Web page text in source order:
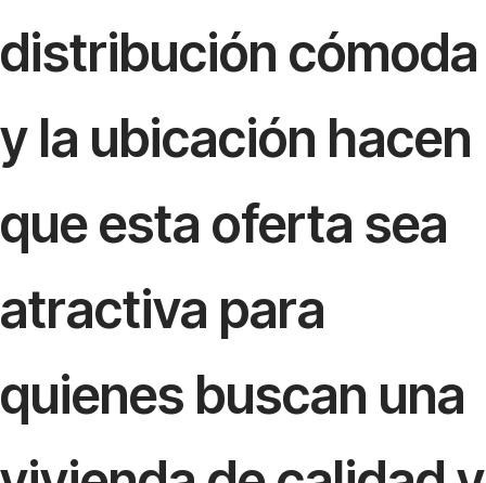
distribución cómoda
y la ubicación hacen
que esta oferta sea
atractiva para
quienes buscan una